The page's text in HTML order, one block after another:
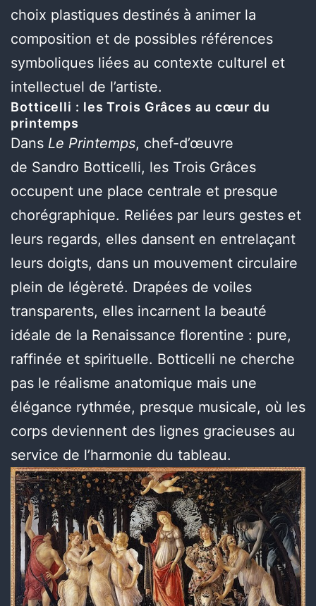
choix plastiques destinés à animer la
composition et de possibles références
symboliques liées au contexte culturel et
intellectuel de l’artiste.
Botticelli : les Trois Grâces au cœur du
printemps
Dans Le Printemps, chef-d’œuvre
de Sandro Botticelli, les Trois Grâces
occupent une place centrale et presque
chorégraphique. Reliées par leurs gestes et
leurs regards, elles dansent en entrelaçant
leurs doigts, dans un mouvement circulaire
plein de légèreté. Drapées de voiles
transparents, elles incarnent la beauté
idéale de la Renaissance florentine : pure,
raffinée et spirituelle. Botticelli ne cherche
pas le réalisme anatomique mais une
élégance rythmée, presque musicale, où les
corps deviennent des lignes gracieuses au
service de l’harmonie du tableau.